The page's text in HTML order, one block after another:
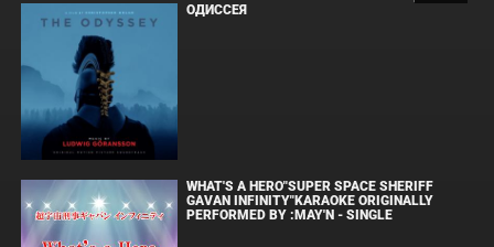
ОДИССЕЯ
WHAT'S A HERO"SUPER SPACE SHERIFF
GAVAN INFINITY"KARAOKE ORIGINALLY
PERFORMED BY :MAY'N - SINGLE